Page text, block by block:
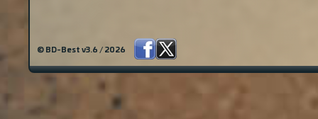
© BD-Best v3.6 / 2026